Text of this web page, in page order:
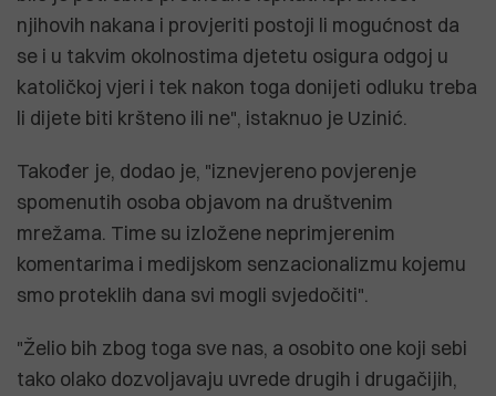
njihovih nakana i provjeriti postoji li mogućnost da
se i u takvim okolnostima djetetu osigura odgoj u
katoličkoj vjeri i tek nakon toga donijeti odluku treba
li dijete biti kršteno ili ne", istaknuo je Uzinić.
Također je, dodao je, "iznevjereno povjerenje
spomenutih osoba objavom na društvenim
mrežama. Time su izložene neprimjerenim
komentarima i medijskom senzacionalizmu kojemu
smo proteklih dana svi mogli svjedočiti".
"Želio bih zbog toga sve nas, a osobito one koji sebi
tako olako dozvoljavaju uvrede drugih i drugačijih,